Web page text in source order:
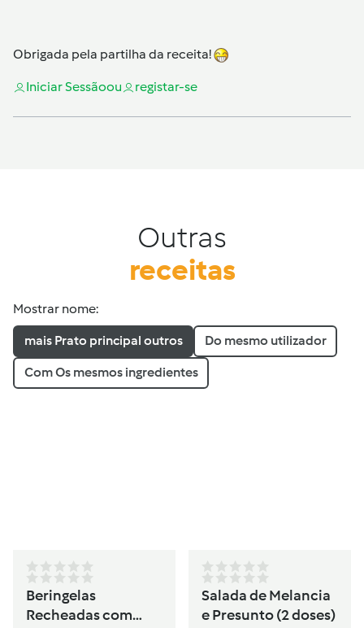
Obrigada pela partilha da receita!
Iniciar Sessãoou registar-se
Outras
receitas
Mostrar nome:
mais Prato principal outros Do mesmo utilizador
Com Os mesmos ingredientes
Beringelas
Recheadas com
Salada de Melancia
e Presunto (2 doses)